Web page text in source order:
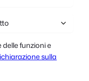
funzioni e
sulla